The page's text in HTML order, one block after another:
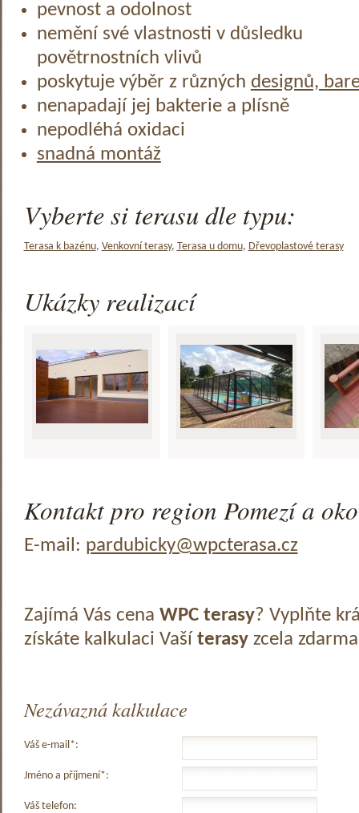
pevnost a odolnost
nemění své vlastnosti v důsledku
povětrnostních vlivů
poskytuje výběr z různých designů,
nenapadají jej bakterie a plísně
nepodléhá oxidaci
snadná montáž
Vyberte si terasu dle typu:
Terasa k bazénu, Venkovní terasy, Terasa u domu, Dřevoplastové terasy
Ukázky realizací
Kontakt pro region Pomezí a
E-mail: pardubicky@wpcterasa.cz
Zajímá Vás cena WPC terasy? Vyplňte
získáte kalkulaci Vaší terasyzcela
Nezávazná kalkulace
Váš e-mail*:
Jméno a příjmení*:
Váš telefon: